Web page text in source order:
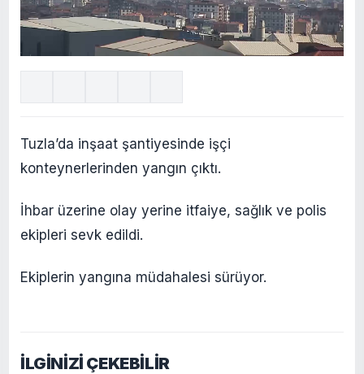
Tuzla’da inşaat şantiyesinde işçi
konteynerlerinden yangın çıktı.
İhbar üzerine olay yerine itfaiye, sağlık ve polis
ekipleri sevk edildi.
Ekiplerin yangına müdahalesi sürüyor.
İLGİNİZİ ÇEKEBİLİR